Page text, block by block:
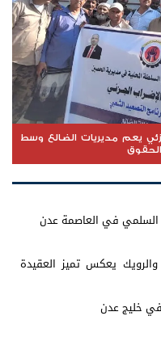
يعم مديريات الضالع وسط
السلمي في العاصمة عدن
يعكس تميز العقيدة
خليج عدن